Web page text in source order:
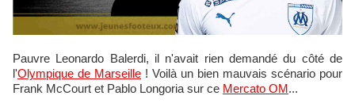
Pauvre Leonardo Balerdi, il n'avait rien demandé du côté de
l'Olympique de Marseille ! Voilà un bien mauvais scénario pour
Frank McCourt et Pablo Longoria sur ce Mercato OM...